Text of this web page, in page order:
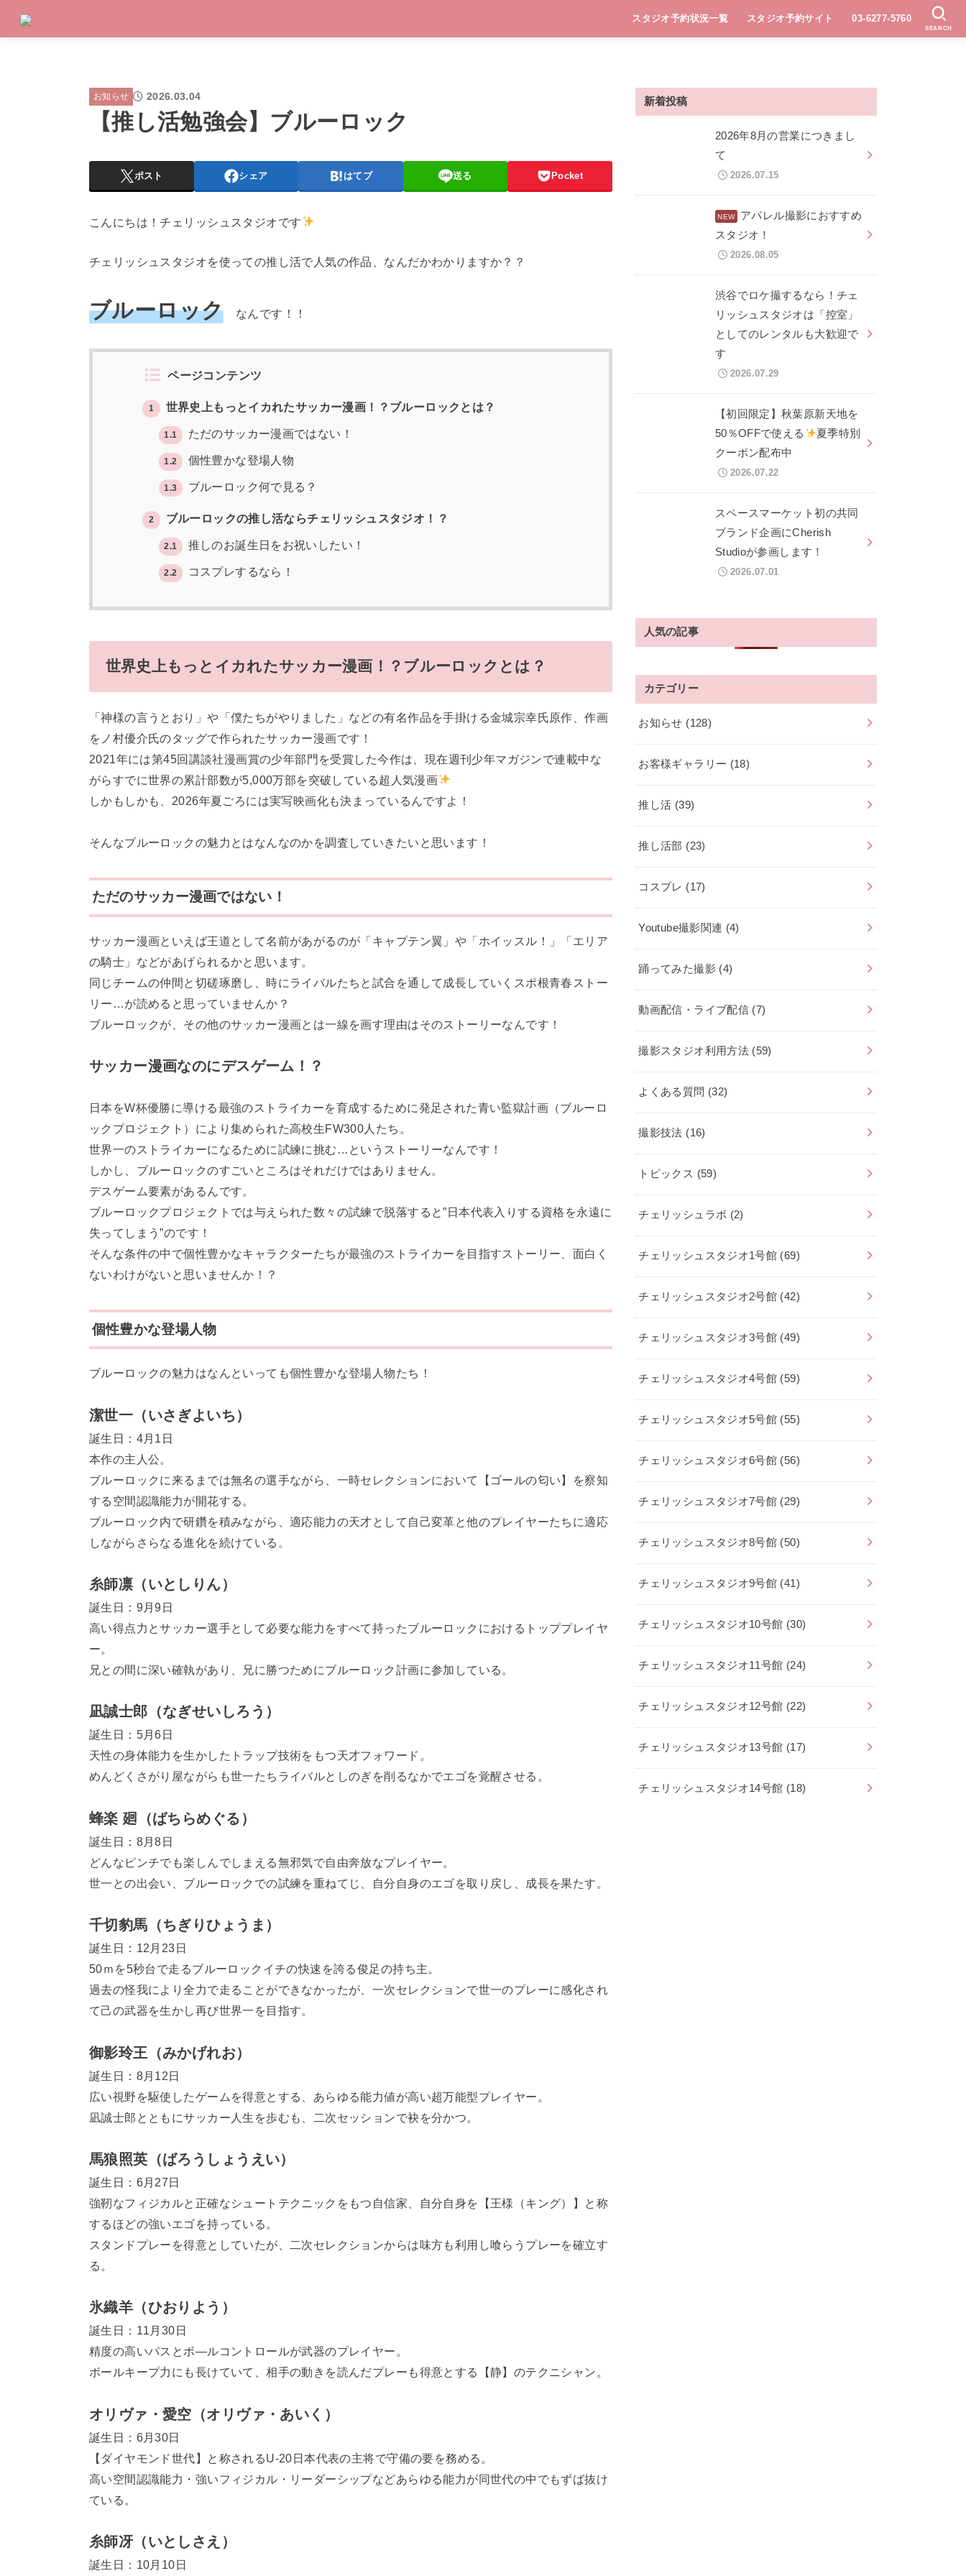
スタジオ予約状況一覧 スタジオ予約サイト 03-6277-5760
SEARCH
お知らせ 2026.03.04
【推し活勉強会】ブルーロック
ポスト シェア はてブ 送る Pocket
こんにちは！チェリッシュスタジオです
チェリッシュスタジオを使っての推し活で人気の作品、なんだかわかりますか？？
ブルーロック なんです！！
ページコンテンツ
1 世界史上もっとイカれたサッカー漫画！？ブルーロックとは？
1.1 ただのサッカー漫画ではない！
1.2 個性豊かな登場人物
1.3 ブルーロック何で見る？
2 ブルーロックの推し活ならチェリッシュスタジオ！？
2.1 推しのお誕生日をお祝いしたい！
2.2 コスプレするなら！
世界史上もっとイカれたサッカー漫画！？ブルーロックとは？
「神様の言うとおり」や「僕たちがやりました」などの有名作品を手掛ける金城宗幸氏原作、作画
をノ村優介氏のタッグで作られたサッカー漫画です！
2021年には第45回講談社漫画賞の少年部門を受賞した今作は、現在週刊少年マガジンで連載中な
がらすでに世界の累計部数が5,000万部を突破している超人気漫画
しかもしかも、2026年夏ごろには実写映画化も決まっているんですよ！
そんなブルーロックの魅力とはなんなのかを調査していきたいと思います！
ただのサッカー漫画ではない！
サッカー漫画といえば王道として名前があがるのが「キャプテン翼」や「ホイッスル！」「エリア
の騎士」などがあげられるかと思います。
同じチームの仲間と切磋琢磨し、時にライバルたちと試合を通して成長していくスポ根青春ストー
リー…が読めると思っていませんか？
ブルーロックが、その他のサッカー漫画とは一線を画す理由はそのストーリーなんです！
サッカー漫画なのにデスゲーム！？
日本をW杯優勝に導ける最強のストライカーを育成するために発足された青い監獄計画（ブルーロ
ックプロジェクト）により集められた高校生FW300人たち。
世界一のストライカーになるために試練に挑む…というストーリーなんです！
しかし、ブルーロックのすごいところはそれだけではありません。
デスゲーム要素があるんです。
ブルーロックプロジェクトでは与えられた数々の試練で脱落すると”日本代表入りする資格を永遠に
失ってしまう”のです！
そんな条件の中で個性豊かなキャラクターたちが最強のストライカーを目指すストーリー、面白く
ないわけがないと思いませんか！？
個性豊かな登場人物
ブルーロックの魅力はなんといっても個性豊かな登場人物たち！
潔世一（いさぎよいち）
誕生日：4月1日
本作の主人公。
ブルーロックに来るまでは無名の選手ながら、一時セレクションにおいて【ゴールの匂い】を察知
する空間認識能力が開花する。
ブルーロック内で研鑽を積みながら、適応能力の天才として自己変革と他のプレイヤーたちに適応
しながらさらなる進化を続けている。
糸師凛（いとしりん）
誕生日：9月9日
高い得点力とサッカー選手として必要な能力をすべて持ったブルーロックにおけるトッププレイヤ
ー。
兄との間に深い確執があり、兄に勝つためにブルーロック計画に参加している。
凪誠士郎（なぎせいしろう）
誕生日：5月6日
天性の身体能力を生かしたトラップ技術をもつ天才フォワード。
めんどくさがり屋ながらも世一たちライバルとしのぎを削るなかでエゴを覚醒させる。
蜂楽 廻（ばちらめぐる）
誕生日：8月8日
どんなピンチでも楽しんでしまえる無邪気で自由奔放なプレイヤー。
世一との出会い、ブルーロックでの試練を重ねてじ、自分自身のエゴを取り戻し、成長を果たす。
千切豹馬（ちぎりひょうま）
誕生日：12月23日
50ｍを5秒台で走るブルーロックイチの快速を誇る俊足の持ち主。
過去の怪我により全力で走ることができなかったが、一次セレクションで世一のプレーに感化され
て己の武器を生かし再び世界一を目指す。
御影玲王（みかげれお）
誕生日：8月12日
広い視野を駆使したゲームを得意とする、あらゆる能力値が高い超万能型プレイヤー。
凪誠士郎とともにサッカー人生を歩むも、二次セッションで袂を分かつ。
馬狼照英（ばろうしょうえい）
誕生日：6月27日
強靭なフィジカルと正確なシュートテクニックをもつ自信家、自分自身を【王様（キング）】と称
するほどの強いエゴを持っている。
スタンドプレーを得意としていたが、二次セレクションからは味方も利用し喰らうプレーを確立す
る。
氷織羊（ひおりよう）
誕生日：11月30日
精度の高いパスとボ―ルコントロールが武器のプレイヤー。
ボールキープ力にも長けていて、相手の動きを読んだプレーも得意とする【静】のテクニシャン。
オリヴァ・愛空（オリヴァ・あいく）
誕生日：6月30日
【ダイヤモンド世代】と称されるU-20日本代表の主将で守備の要を務める。
高い空間認識能力・強いフィジカル・リーダーシップなどあらゆる能力が同世代の中でもずば抜け
ている。
糸師冴（いとしさえ）
誕生日：10月10日
新着投稿
2026年8月の営業につきまし
て
2026.07.15
アパレル撮影におすすめ
スタジオ！
2026.08.05
渋谷でロケ撮するなら！チェ
リッシュスタジオは「控室」
としてのレンタルも大歓迎で
す
2026.07.29
【初回限定】秋葉原新天地を
50％OFFで使える
夏季特別
クーポン配布中
2026.07.22
スペースマーケット初の共同
ブランド企画にCherish
Studioが参画します！
2026.07.01
人気の記事
カテゴリー
お知らせ (128)
お客様ギャラリー (18)
推し活 (39)
推し活部 (23)
コスプレ (17)
Youtube撮影関連 (4)
踊ってみた撮影 (4)
動画配信・ライブ配信 (7)
撮影スタジオ利用方法 (59)
よくある質問 (32)
撮影技法 (16)
トピックス (59)
チェリッシュラボ (2)
チェリッシュスタジオ1号館 (69)
チェリッシュスタジオ2号館 (42)
チェリッシュスタジオ3号館 (49)
チェリッシュスタジオ4号館 (59)
チェリッシュスタジオ5号館 (55)
チェリッシュスタジオ6号館 (56)
チェリッシュスタジオ7号館 (29)
チェリッシュスタジオ8号館 (50)
チェリッシュスタジオ9号館 (41)
チェリッシュスタジオ10号館 (30)
チェリッシュスタジオ11号館 (24)
チェリッシュスタジオ12号館 (22)
チェリッシュスタジオ13号館 (17)
チェリッシュスタジオ14号館 (18)